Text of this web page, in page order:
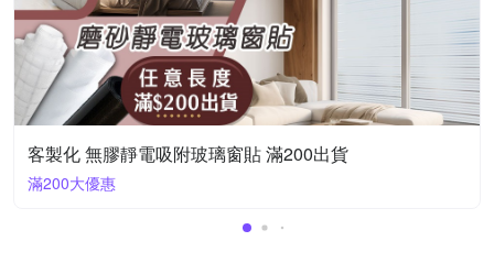
客製化 無膠靜電吸附玻璃窗貼 滿200出貨
滿200大優惠